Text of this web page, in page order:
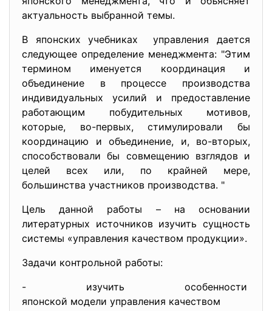
актуальность выбранной темы.
В японских учебниках управления дается
следующее определение менеджмента: "Этим
термином именуется координация и
объединение в процессе производства
индивидуальных усилий и предоставление
работающим побудительных мотивов,
которые, во-первых, стимулировали бы
координацию и объединение, и, во-вторых,
способствовали бы совмещению взглядов и
целей всех или, по крайней мере,
большинства участников производства. "
Цель данной работы – на основании
литературных источников изучить сущность
системы «управления качеством продукции».
Задачи контрольной работы:
- изучить особенности
японской модели управления качеством